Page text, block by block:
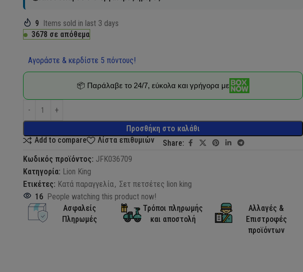
9 Items sold in last 3 days
3678 σε απόθεμα
Αγοράστε & κερδίστε 5 πόντους!
Προσθήκη στο καλάθι
📦 Παράλαβε το 24/7, εύκολα και γρήγορα με
Add to compare Λίστα επιθυμιών
Share:
Κωδικός προϊόντος: JFK036709
Κατηγορία: Lion King
Ετικέτες: Κατά παραγγελία, Σετ πετσέτες lion king
16 People watching this product now!
Ασφαλείς
Πληρωμές
Τρόποι πληρωμής
και αποστολή
Αλλαγές &
Επιστροφές
προϊόντων